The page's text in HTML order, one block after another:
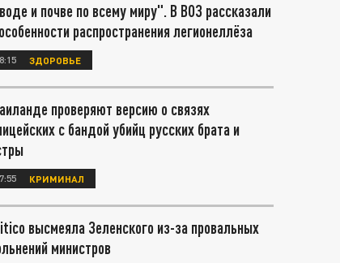
и почве по всему миру". В ВОЗ рассказали
распространения легионеллёза
ЗДОРОВЬЕ
проверяют версию о связях
с бандой убийц русских брата и
КРИМИНАЛ
высмеяла Зеленского из-за провальных
министров